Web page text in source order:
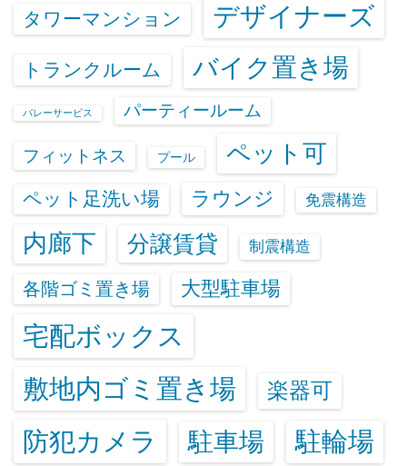
タワーマンション デザイナーズ
トランクルーム バイク置き場
バレーサービス パーティールーム
フィットネス プール ペット可
ペット足洗い場 ラウンジ 免震構造
内廊下 分譲賃貸 制震構造
各階ゴミ置き場 大型駐車場
宅配ボックス
敷地内ゴミ置き場
楽器可
防犯カメラ 駐車場 駐輪場